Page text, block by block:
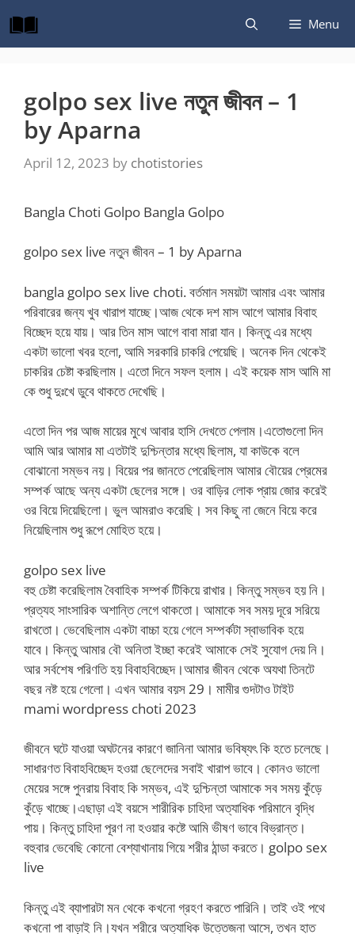
to
content
Menu
golpo sex live নতুন জীবন – 1
by Aparna
April 12, 2023 by chotistories
Bangla Choti Golpo Bangla Golpo
golpo sex live নতুন জীবন – 1 by Aparna
bangla golpo sex live choti. বর্তমান সময়টা আমার এবং আমার
পরিবারের জন্য খুব খারাপ যাচ্ছে।আজ থেকে দশ মাস আগে আমার বিবাহ
বিচ্ছেদ হয়ে যায়। আর তিন মাস আগে বাবা মারা যান। কিন্তু এর মধ্যে
একটা ভালো খবর হলো, আমি সরকারি চাকরি পেয়েছি। অনেক দিন থেকেই
চাকরির চেষ্টা করছিলাম। এতো দিনে সফল হলাম। এই কয়েক মাস আমি মা
কে শুধু দুঃখে ডুবে থাকতে দেখেছি।
এতো দিন পর আজ মায়ের মুখে আবার হাসি দেখতে পেলাম।এতোগুলো দিন
আমি আর আমার মা এতটাই দুশ্চিন্তার মধ্যে ছিলাম, যা কাউকে বলে
বোঝানো সম্ভব নয়। বিয়ের পর জানতে পেরেছিলাম আমার বৌয়ের প্রেমের
সম্পর্ক আছে অন্য একটা ছেলের সঙ্গে। ওর বাড়ির লোক প্রায় জোর করেই
ওর বিয়ে দিয়েছিলো। ভুল আমরাও করেছি। সব কিছু না জেনে বিয়ে করে
নিয়েছিলাম শুধু রূপে মোহিত হয়ে।
golpo sex live
বহু চেষ্টা করেছিলাম বৈবাহিক সম্পর্ক টিকিয়ে রাখার। কিন্তু সম্ভব হয় নি।
প্রত্যহ সাংসারিক অশান্তি লেগে থাকতো। আমাকে সব সময় দূরে সরিয়ে
রাখতো। ভেবেছিলাম একটা বাচ্চা হয়ে গেলে সম্পর্কটা স্বাভাবিক হয়ে
যাবে। কিন্তু আমার বৌ অনিতা ইচ্ছা করেই আমাকে সেই সুযোগ দেয় নি।
আর সর্বশেষ পরিণতি হয় বিবাহবিচ্ছেদ।আমার জীবন থেকে অযথা তিনটে
বছর নষ্ট হয়ে গেলো। এখন আমার বয়স 29। মামীর গুদটাও টাইট
mami wordpress choti 2023
জীবনে ঘটে যাওয়া অঘটনের কারণে জানিনা আমার ভবিষ্যৎ কি হতে চলেছে।
সাধারণত বিবাহবিচ্ছেদ হওয়া ছেলেদের সবাই খারাপ ভাবে। কোনও ভালো
মেয়ের সঙ্গে পুনরায় বিবাহ কি সম্ভব, এই দুশ্চিন্তা আমাকে সব সময় কুঁড়ে
কুঁড়ে খাচ্ছে।এছাড়া এই বয়সে শারীরিক চাহিদা অত্যাধিক পরিমানে বৃদ্ধি
পায়। কিন্তু চাহিদা পূরণ না হওয়ার কষ্টে আমি ভীষণ ভাবে বিভ্রান্ত।
বহুবার ভেবেছি কোনো বেশ্যাখানায় গিয়ে শরীর ঠান্ডা করতে। golpo sex
live
কিন্তু এই ব্যাপারটা মন থেকে কখনো গ্রহণ করতে পারিনি। তাই ওই পথে
কখনো পা বাড়াই নি।যখন শরীরে অত্যাধিক উত্তেজনা আসে, তখন হাত